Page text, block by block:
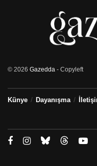
© 2026 Gazedda - Copyleft
Künye Dayanışma